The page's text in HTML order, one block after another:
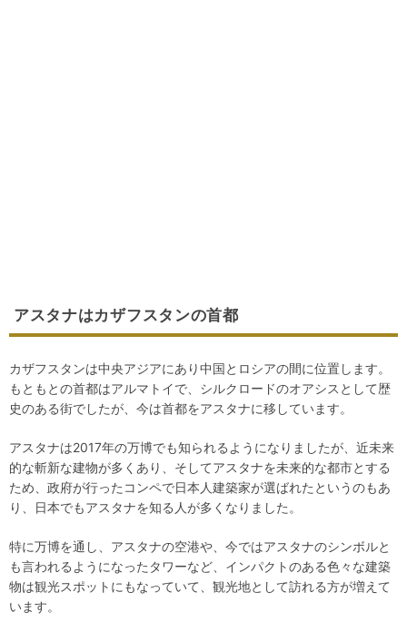
アスタナはカザフスタンの首都
カザフスタンは中央アジアにあり中国とロシアの間に位置します。
もともとの首都はアルマトイで、シルクロードのオアシスとして歴
史のある街でしたが、今は首都をアスタナに移しています。
アスタナは2017年の万博でも知られるようになりましたが、近未来
的な斬新な建物が多くあり、そしてアスタナを未来的な都市とする
ため、政府が行ったコンペで日本人建築家が選ばれたというのもあ
り、日本でもアスタナを知る人が多くなりました。
特に万博を通し、アスタナの空港や、今ではアスタナのシンボルと
も言われるようになったタワーなど、インパクトのある色々な建築
物は観光スポットにもなっていて、観光地として訪れる方が増えて
います。